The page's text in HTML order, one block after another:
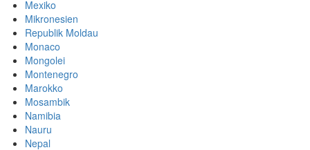
Mexiko
Mikronesien
Republik Moldau
Monaco
Mongolei
Montenegro
Marokko
Mosambik
Namibia
Nauru
Nepal